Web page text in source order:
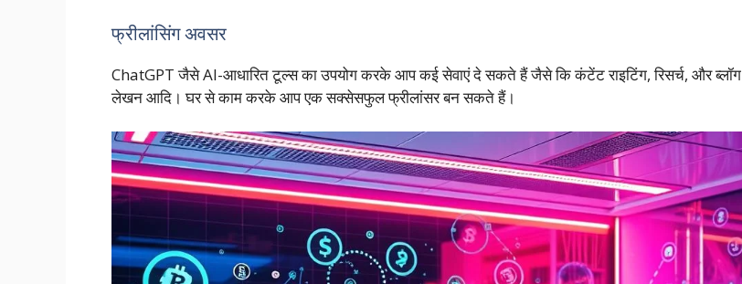
फ्रीलांसिंग अवसर
ChatGPT जैसे AI-आधारित टूल्स का उपयोग करके आप कई सेवाएं दे सकते हैं जैसे कि कंटेंट राइटिंग, रिसर्च, और ब्लॉग
लेखन आदि। घर से काम करके आप एक सक्सेसफुल फ्रीलांसर बन सकते हैं।